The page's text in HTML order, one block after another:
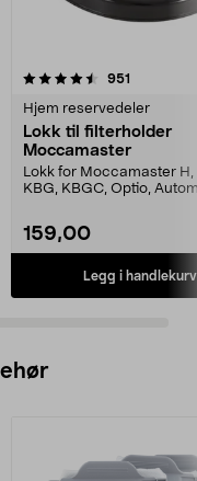
951
Hjem reservedeler
Lokk til filterholder
Moccamaster
Lokk for Moccamaster H,
KBG, KBGC, Optio,
159,00
Legg i handlekurv
4.5 av 5 stjerner